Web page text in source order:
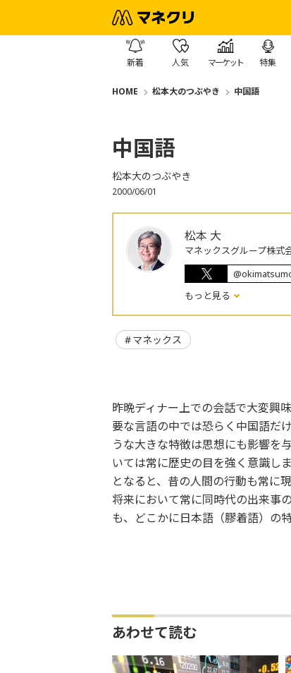
新着 人気 マーケット 特集
HOME 松本大のつぶやき 中国語
中国語
松本大のつぶやき
2000/06/01
松本 大
マネックスグループ株式
もっと見る
マネックス
昨晩ディナー上での会話で大変興
要な言語の中では恐らく中国語だ
うな大きな特徴は思想にも影響を
いては常に歴史の目を強く意識し
となると、昔の人間の行動も常に
将来において常に同時代の出来事
も、どこかに日本語（膠着語）の
あわせて読む